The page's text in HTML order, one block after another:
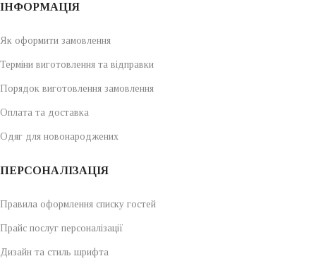
ІНФОРМАЦІЯ
Як оформити замовлення
Терміни виготовлення та відправки
Порядок виготовлення замовлення
Оплата та доставка
Одяг для новонароджених
ПЕРСОНАЛІЗАЦІЯ
Правила оформлення списку гостей
Прайс послуг персоналізації
Дизайн та стиль шрифта